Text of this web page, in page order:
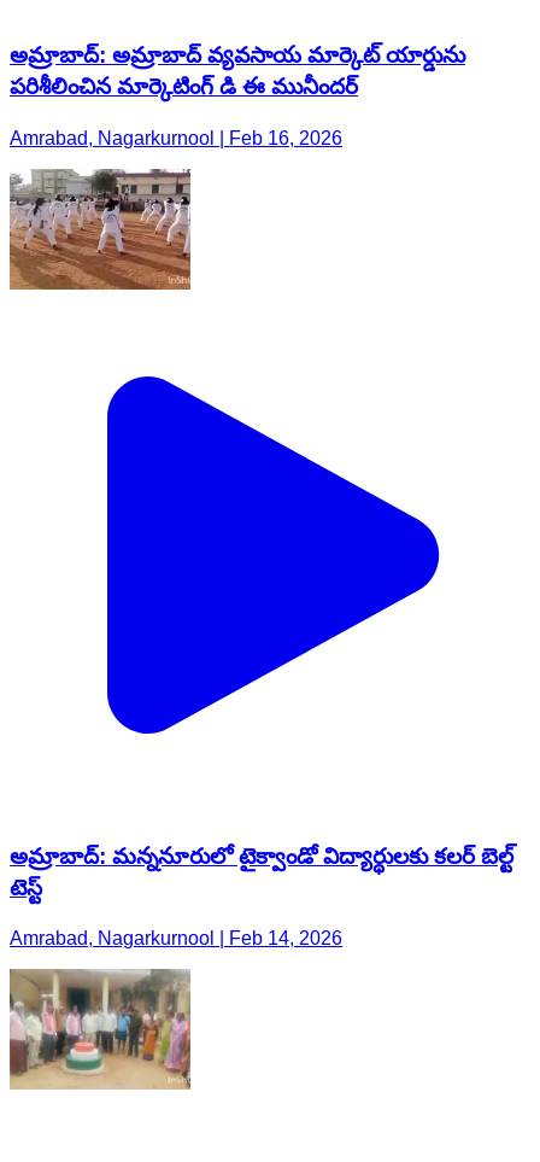
అమ్రాబాద్: అమ్రాబాద్ వ్యవసాయ మార్కెట్ యార్డును
పరిశీలించిన మార్కెటింగ్ డి ఈ మునీందర్
Amrabad, Nagarkurnool | Feb 16, 2026
అమ్రాబాద్: మన్ననూరులో టైక్వాండో విద్యార్థులకు కలర్ బెల్ట్
టెస్ట్
Amrabad, Nagarkurnool | Feb 14, 2026